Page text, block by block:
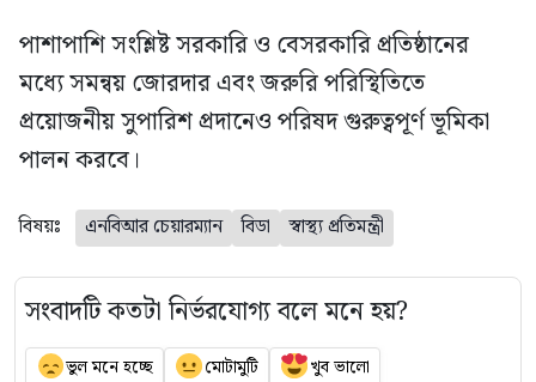
পাশাপাশি সংশ্লিষ্ট সরকারি ও বেসরকারি প্রতিষ্ঠানের
মধ্যে সমন্বয় জোরদার এবং জরুরি পরিস্থিতিতে
প্রয়োজনীয় সুপারিশ প্রদানেও পরিষদ গুরুত্বপূর্ণ ভূমিকা
পালন করবে।
বিষয়ঃ এনবিআর চেয়ারম্যান বিডা স্বাস্থ্য প্রতিমন্ত্রী
সংবাদটি কতটা নির্ভরযোগ্য বলে মনে হয়?
ভুল মনে হচ্ছে মোটামুটি খুব ভালো